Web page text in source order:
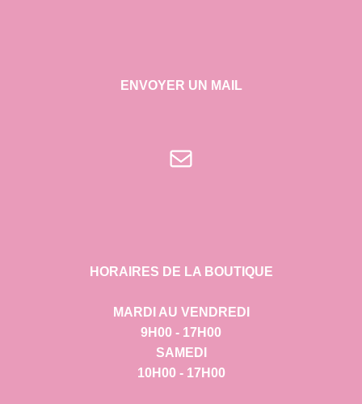
ENVOYER UN MAIL
E-mail
HORAIRES DE LA BOUTIQUE
MARDI AU VENDREDI
9H00 - 17H00
SAMEDI
10H00 - 17H00